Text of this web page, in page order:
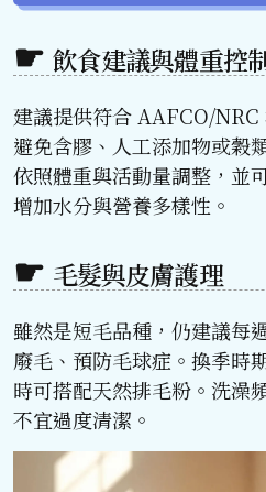
飲食建議與體重控
建議提供符合 AAFCO/NRC
避免含膠、人工添加物或穀
依照體重與活動量調整，並
增加水分與營養多樣性。
毛髮與皮膚護理
雖然是短毛品種，仍建議每
廢毛、預防毛球症。換季時
時可搭配天然排毛粉。洗澡
不宜過度清潔。